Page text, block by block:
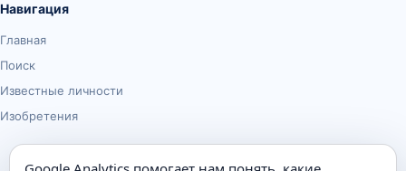
Навигация
Главная
Поиск
Известные личности
Изобретения